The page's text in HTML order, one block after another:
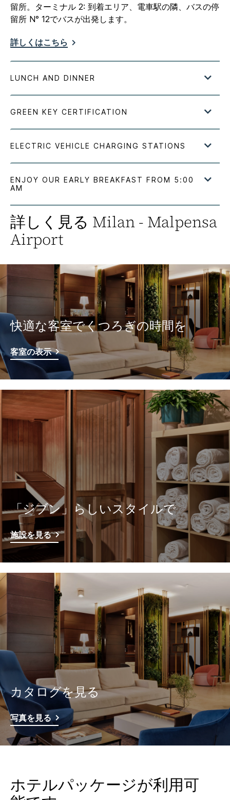
留所。ターミナル 2: 到着エリア、電車駅の隣、バスの停
留所 N° 12でバスが出発します。
詳しくはこちら
詳しく見る Milan - Malpensa
Airport
快適な客室でくつろぎの時間を
客室の表示
「ジブン」らしいスタイルで
施設を見る
カタログを見る
写真を見る
ホテルパッケージが利用可